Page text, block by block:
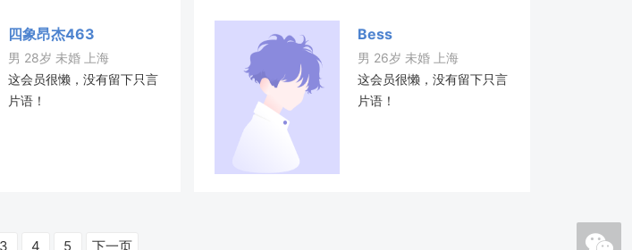
四象昂杰463
男 28岁 未婚 上海
这会员很懒，没有留下只言
片语！
Bess
男 26岁 未婚 上海
这会员很懒，没有留下只言
片语！
3 4 5 下一页